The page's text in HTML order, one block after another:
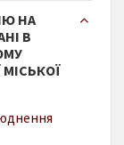
НА
В